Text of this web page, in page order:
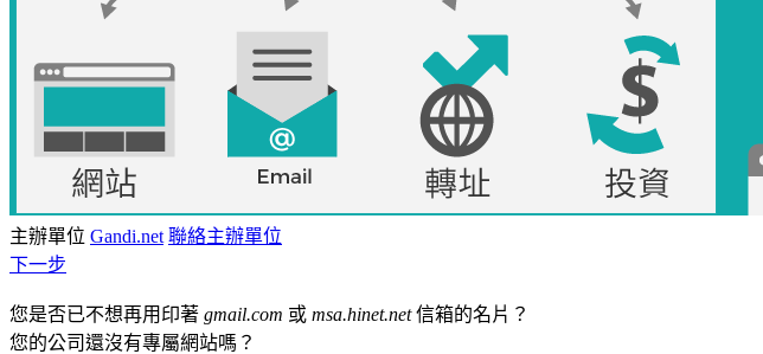
主辦單位 Gandi.net 聯絡主辦單位
下一步
您是否已不想再用印著 gmail.com 或 msa.hinet.net信箱的名片？
您的公司還沒有專屬網站嗎？